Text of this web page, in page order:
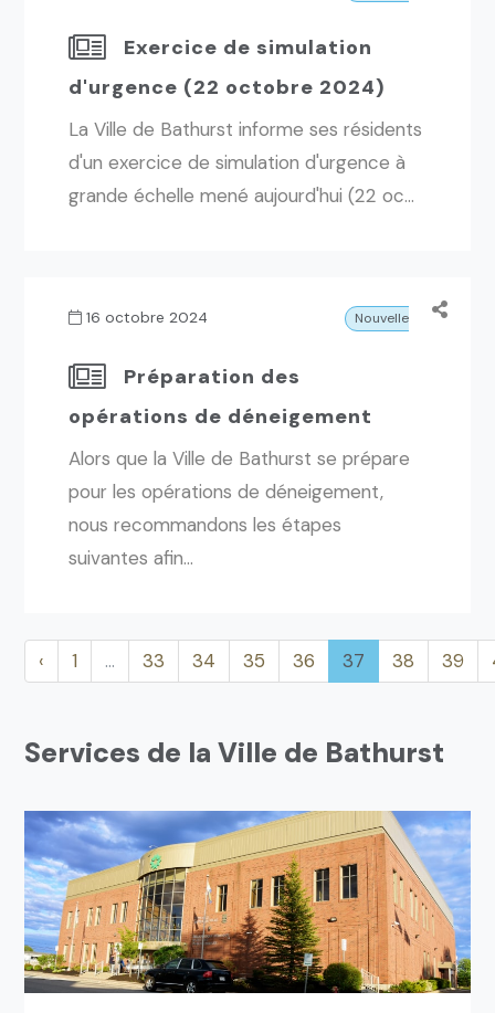
Exercice de simulation
d'urgence (22 octobre 2024)
La Ville de Bathurst informe ses résidents
d'un exercice de simulation d'urgence à
grande échelle mené aujourd'hui (22 oc...
16 octobre 2024 Nouvelles
Préparation des
opérations de déneigement
Alors que la Ville de Bathurst se prépare
pour les opérations de déneigement,
nous recommandons les étapes
suivantes afin...
‹ 1 … 33 34 35 36 37 38 39
Services de la Ville de Bathurst